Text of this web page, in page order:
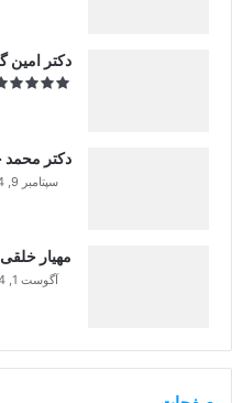
دکتر امین
دکتر
سپتامبر 9, 2024
مهیار خلقی
آگوست 1, 2024